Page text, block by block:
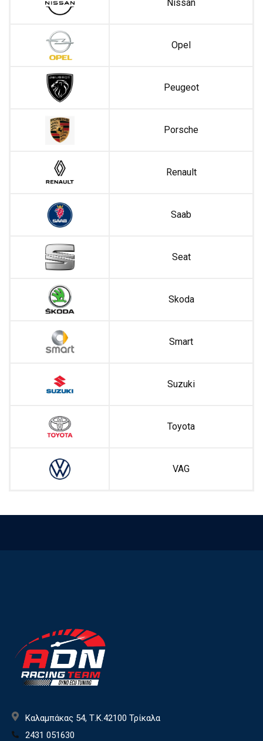
Nissan
Opel
Peugeot
Porsche
Renault
Saab
Seat
Skoda
Smart
Suzuki
Toyota
VAG
Καλαμπάκας 54, Τ.Κ.42100 Τρίκαλα
2431 051630